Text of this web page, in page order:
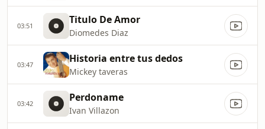
03:51 Titulo De Amor
Diomedes Diaz
03:47 Historia entre tus dedos
Mickey taveras
03:42 Perdoname
Ivan Villazon